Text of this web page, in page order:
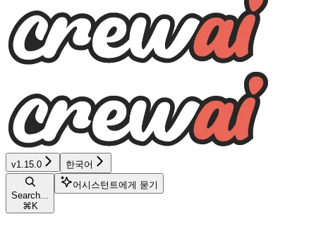
v1.15.0 한국어
Search...
⌘ K
어시스턴트에게 묻기